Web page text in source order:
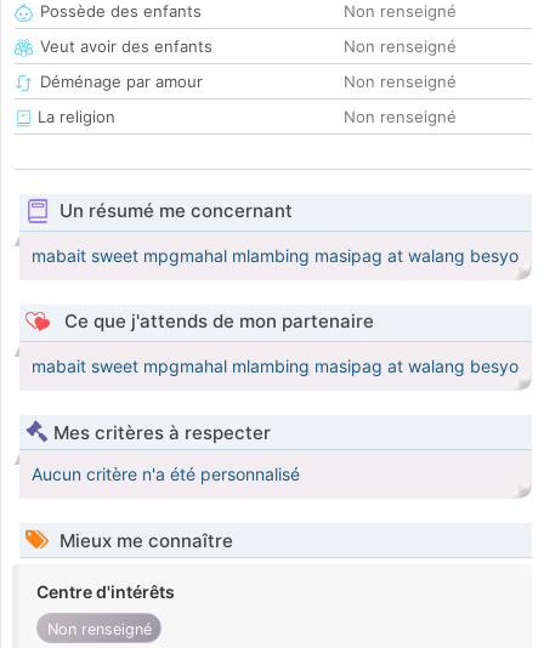
Possède des enfants
Non renseigné
Veut avoir des enfants
Non renseigné
Déménage par amour
Non renseigné
La religion
Non renseigné
Un résumé me concernant
mabait sweet mpgmahal mlambing masipag at walang besyo
Ce que j'attends de mon partenaire
mabait sweet mpgmahal mlambing masipag at walang besyo
Mes critères à respecter
Aucun critère n'a été personnalisé
Mieux me connaître
Centre d'intérêts
Non renseigné